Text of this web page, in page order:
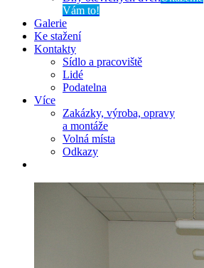
Vám to!
Galerie
Ke stažení
Kontakty
Sídlo a pracoviště
Lidé
Podatelna
Více
Zakázky, výroba, opravy
a montáže
Volná místa
Odkazy